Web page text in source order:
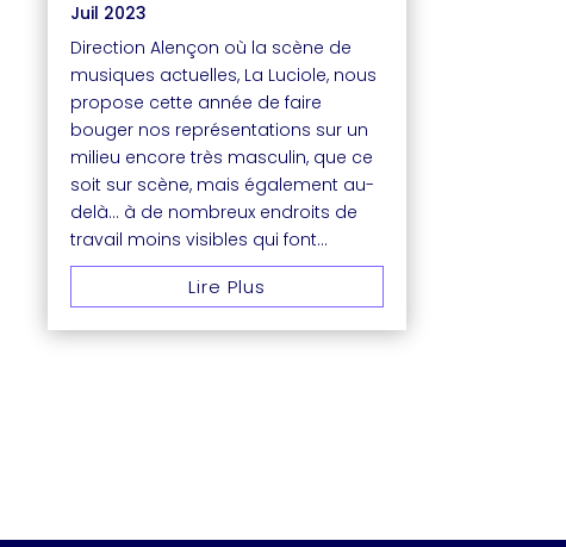
Juil 2023
Direction Alençon où la scène de
musiques actuelles, La Luciole, nous
propose cette année de faire
bouger nos représentations sur un
milieu encore très masculin, que ce
soit sur scène, mais également au-
delà… à de nombreux endroits de
travail moins visibles qui font...
Lire Plus